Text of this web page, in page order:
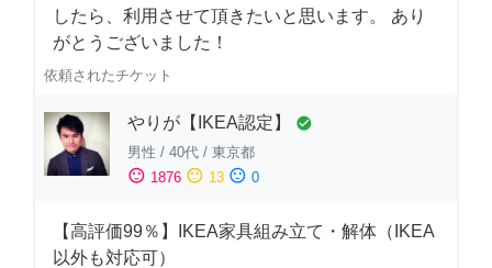
したら、利用させて頂きたいと思います。 あり
がとうございました！
依頼されたチケット
やりが【IKEA認定】 check_circle
男性 / 40代 / 東京都
sentiment_satisfied 1876 sentiment_neutral 13 sentiment_dissatisfied 0
【高評価99％】IKEA家具組み立て・解体（IKEA
以外も対応可）